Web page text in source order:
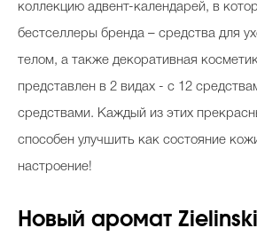
коллекцию адвент-календарей, в
бестселлеры бренда – средства для
телом, а также декоративная
представлен в 2 видах - с 12
средствами. Каждый из этих
способен улучшить как состояние
настроение!
Новый аромат